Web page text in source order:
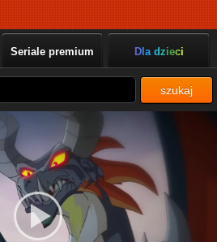
Seriale premium Dla dzieci
szukaj